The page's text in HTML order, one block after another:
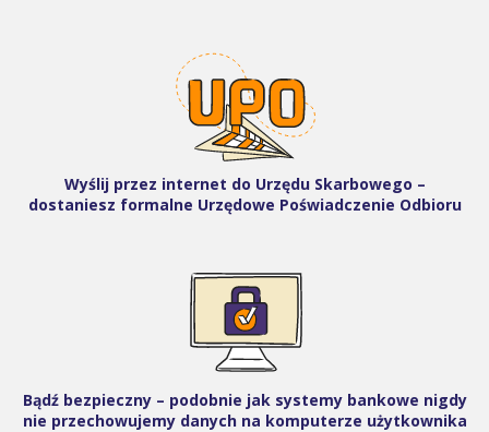
Wyślij przez internet do Urzędu Skarbowego –
dostaniesz formalne Urzędowe Poświadczenie Odbioru
Bądź bezpieczny – podobnie jak systemy bankowe nigdy
nie przechowujemy danych na komputerze użytkownika